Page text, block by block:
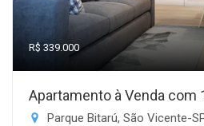
R$ 339.000
Apartamento à Venda com
Parque Bitarú, São Vicente-